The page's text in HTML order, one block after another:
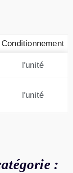
Conditionnement
l'unité
l'unité
: